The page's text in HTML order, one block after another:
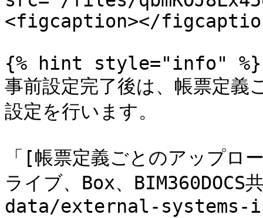
<figcaption></
{% hint style="info" %}
事前設定完了後は、帳票定義
設定を行います。
「[帳票定義ごとのアップロ
ライブ、Box、
data/external-